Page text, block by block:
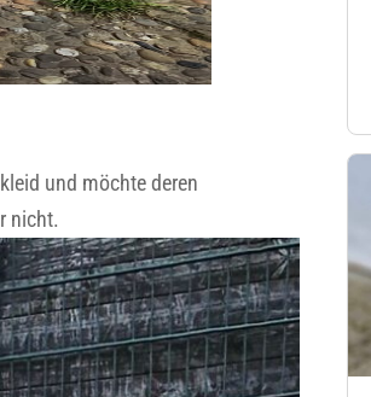
und möchte deren
nicht.